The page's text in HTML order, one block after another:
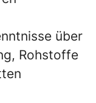
über
Rohstoffe